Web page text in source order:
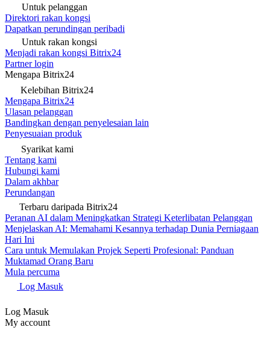
Untuk pelanggan
Direktori rakan kongsi
Dapatkan perundingan peribadi
Untuk rakan kongsi
Menjadi rakan kongsi Bitrix24
Partner login
Mengapa Bitrix24
Kelebihan Bitrix24
Mengapa Bitrix24
Ulasan pelanggan
Bandingkan dengan penyelesaian lain
Penyesuaian produk
Syarikat kami
Tentang kami
Hubungi kami
Dalam akhbar
Perundangan
Terbaru daripada Bitrix24
Peranan AI dalam Meningkatkan Strategi Keterlibatan Pelanggan
Menjelaskan AI: Memahami Kesannya terhadap Dunia Perniagaan
Hari Ini
Cara untuk Memulakan Projek Seperti Profesional: Panduan
Muktamad Orang Baru
Mula percuma
Log Masuk
Log Masuk
My account